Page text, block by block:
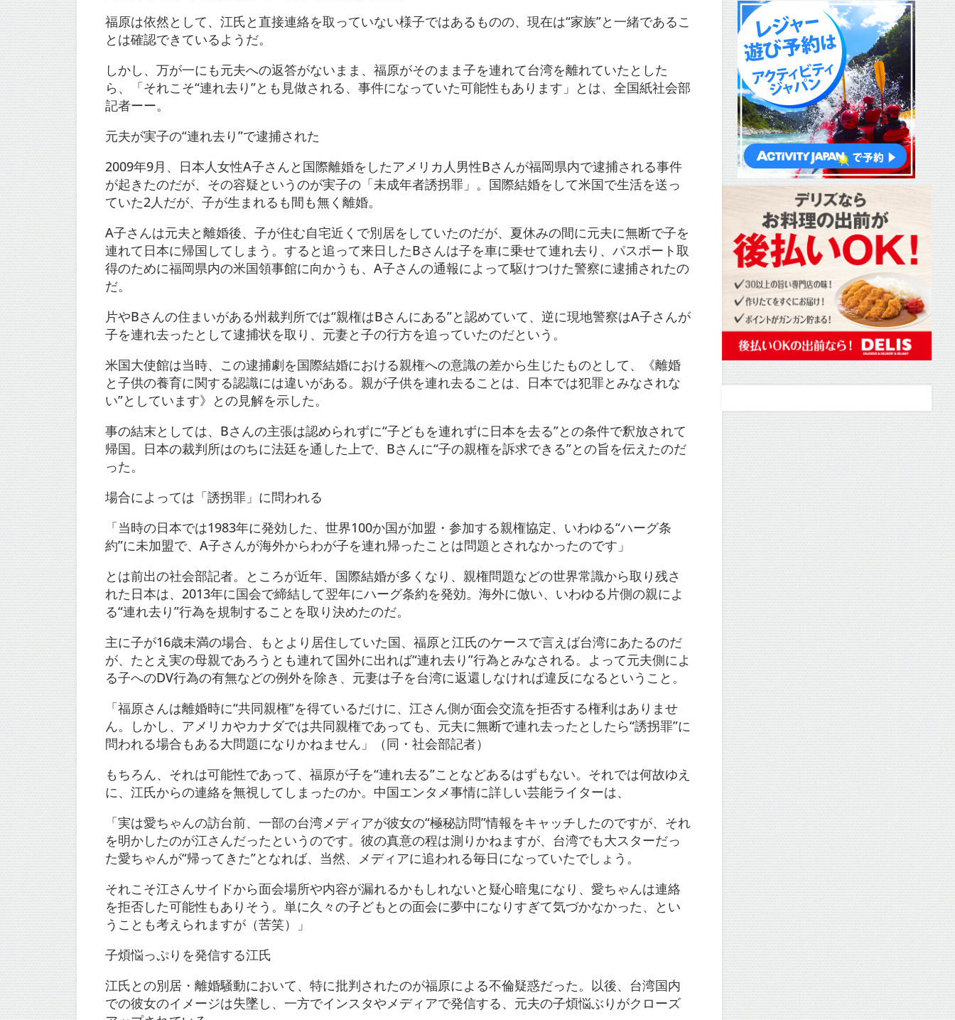
福原は依然として、江氏と直接連絡を取っていない様子ではあるものの、現在は“家族”と一緒であるこ
とは確認できているようだ。
しかし、万が一にも元夫への返答がないまま、福原がそのまま子を連れて台湾を離れていたとした
ら、「それこそ“連れ去り”とも見做される、事件になっていた可能性もあります」とは、全国紙社会部
記者ーー。
元夫が実子の“連れ去り”で逮捕された
2009年9月、日本人女性A子さんと国際離婚をしたアメリカ人男性Bさんが福岡県内で逮捕される事件
が起きたのだが、その容疑というのが実子の「未成年者誘拐罪」。国際結婚をして米国で生活を送っ
ていた2人だが、子が生まれるも間も無く離婚。
A子さんは元夫と離婚後、子が住む自宅近くで別居をしていたのだが、夏休みの間に元夫に無断で子を
連れて日本に帰国してしまう。すると追って来日したBさんは子を車に乗せて連れ去り、パスポート取
得のために福岡県内の米国領事館に向かうも、A子さんの通報によって駆けつけた警察に逮捕されたの
だ。
片やBさんの住まいがある州裁判所では“親権はBさんにある”と認めていて、逆に現地警察はA子さんが
子を連れ去ったとして逮捕状を取り、元妻と子の行方を追っていたのだという。
米国大使館は当時、この逮捕劇を国際結婚における親権への意識の差から生じたものとして、《離婚
と子供の養育に関する認識には違いがある。親が子供を連れ去ることは、日本では犯罪とみなされな
い”としています》との見解を示した。
事の結末としては、Bさんの主張は認められずに“子どもを連れずに日本を去る”との条件で釈放されて
帰国。日本の裁判所はのちに法廷を通した上で、Bさんに“子の親権を訴求できる”との旨を伝えたのだ
った。
場合によっては「誘拐罪」に問われる
「当時の日本では1983年に発効した、世界100か国が加盟・参加する親権協定、いわゆる“ハーグ条
約”に未加盟で、A子さんが海外からわが子を連れ帰ったことは問題とされなかったのです」
とは前出の社会部記者。ところが近年、国際結婚が多くなり、親権問題などの世界常識から取り残さ
れた日本は、2013年に国会で締結して翌年にハーグ条約を発効。海外に倣い、いわゆる片側の親によ
る“連れ去り”行為を規制することを取り決めたのだ。
主に子が16歳未満の場合、もとより居住していた国、福原と江氏のケースで言えば台湾にあたるのだ
が、たとえ実の母親であろうとも連れて国外に出れば“連れ去り”行為とみなされる。よって元夫側によ
る子へのDV行為の有無などの例外を除き、元妻は子を台湾に返還しなければ違反になるということ。
「福原さんは離婚時に“共同親権”を得ているだけに、江さん側が面会交流を拒否する権利はありませ
ん。しかし、アメリカやカナダでは共同親権であっても、元夫に無断で連れ去ったとしたら“誘拐罪”に
問われる場合もある大問題になりかねません」（同・社会部記者）
もちろん、それは可能性であって、福原が子を“連れ去る”ことなどあるはずもない。それでは何故ゆえ
に、江氏からの連絡を無視してしまったのか。中国エンタメ事情に詳しい芸能ライターは、
「実は愛ちゃんの訪台前、一部の台湾メディアが彼女の“極秘訪問”情報をキャッチしたのですが、それ
を明かしたのが江さんだったというのです。彼の真意の程は測りかねますが、台湾でも大スターだっ
た愛ちゃんが“帰ってきた”となれば、当然、メディアに追われる毎日になっていたでしょう。
それこそ江さんサイドから面会場所や内容が漏れるかもしれないと疑心暗鬼になり、愛ちゃんは連絡
を拒否した可能性もありそう。単に久々の子どもとの面会に夢中になりすぎて気づかなかった、とい
うことも考えられますが（苦笑）」
子煩悩っぷりを発信する江氏
江氏との別居・離婚騒動において、特に批判されたのが福原による不倫疑惑だった。以後、台湾国内
での彼女のイメージは失墜し、一方でインスタやメディアで発信する、元夫の子煩悩ぶりがクローズ